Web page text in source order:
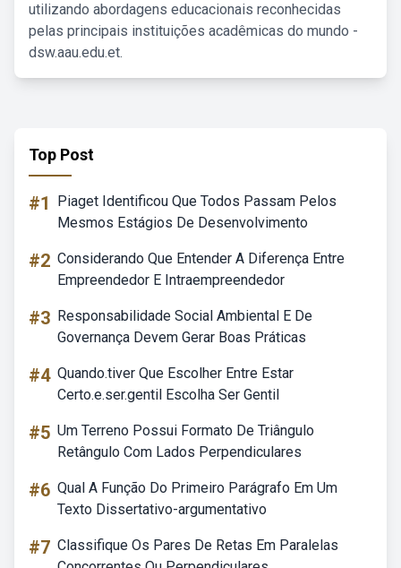
utilizando abordagens educacionais reconhecidas
pelas principais instituições acadêmicas do mundo -
dsw.aau.edu.et.
Top Post
#1
Piaget Identificou Que Todos Passam Pelos
Mesmos Estágios De Desenvolvimento
#2 Considerando Que Entender A Diferença Entre
Empreendedor E Intraempreendedor
#3 Responsabilidade Social Ambiental E De
Governança Devem Gerar Boas Práticas
#4 Quando.tiver Que Escolher Entre Estar
Certo.e.ser.gentil Escolha Ser Gentil
#5 Um Terreno Possui Formato De Triângulo
Retângulo Com Lados Perpendiculares
#6 Qual A Função Do Primeiro Parágrafo Em Um
Texto Dissertativo-argumentativo
#7 Classifique Os Pares De Retas Em Paralelas